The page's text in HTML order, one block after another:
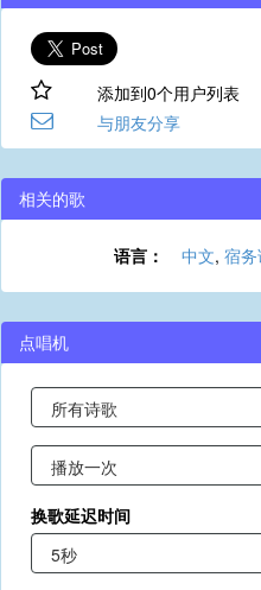
添加到0个用户列表
与朋友分享
相关的歌
语言： 中文, 宿
点唱机
换歌延迟时间